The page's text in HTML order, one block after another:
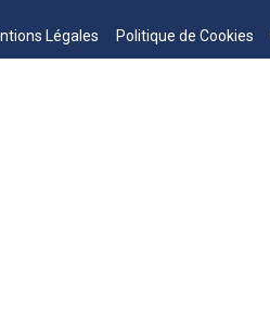
Légales Politique de Cookies